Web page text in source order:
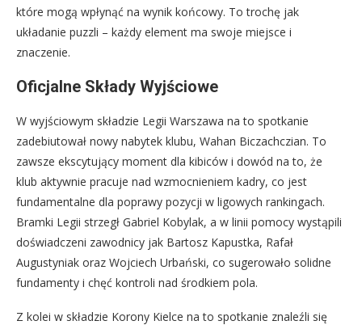
które mogą wpłynąć na wynik końcowy. To trochę jak
układanie puzzli – każdy element ma swoje miejsce i
znaczenie.
Oficjalne Składy Wyjściowe
W wyjściowym składzie Legii Warszawa na to spotkanie
zadebiutował nowy nabytek klubu, Wahan Biczachczian. To
zawsze ekscytujący moment dla kibiców i dowód na to, że
klub aktywnie pracuje nad wzmocnieniem kadry, co jest
fundamentalne dla poprawy pozycji w ligowych rankingach.
Bramki Legii strzegł Gabriel Kobylak, a w linii pomocy wystąpili
doświadczeni zawodnicy jak Bartosz Kapustka, Rafał
Augustyniak oraz Wojciech Urbański, co sugerowało solidne
fundamenty i chęć kontroli nad środkiem pola.
Z kolei w składzie Korony Kielce na to spotkanie znaleźli się